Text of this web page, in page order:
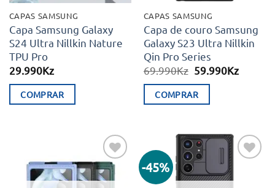
CAPAS SAMSUNG
Capa Samsung Galaxy
S24 Ultra Nillkin Nature
TPU Pro
29.990Kz
COMPRAR
CAPAS SAMSUNG
Capa de couro Samsung
Galaxy S23 Ultra Nillkin
Qin Pro Series
69.990Kz O
original
era:
59.990KzO
COMPRAR
Adicionar
aos meus
-45%
Adicionar
aos meus